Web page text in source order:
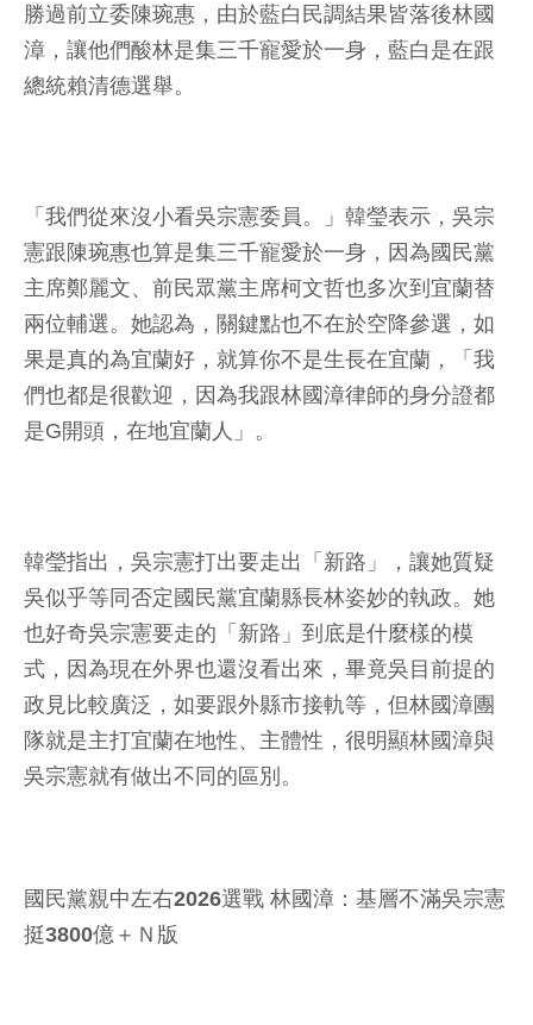
勝過前立委陳琬惠，由於藍白民調結果皆落後林國
漳，讓他們酸林是集三千寵愛於一身，藍白是在跟
總統賴清德選舉。
「我們從來沒小看吳宗憲委員。」韓瑩表示，吳宗
憲跟陳琬惠也算是集三千寵愛於一身，因為國民黨
主席鄭麗文、前民眾黨主席柯文哲也多次到宜蘭替
兩位輔選。她認為，關鍵點也不在於空降參選，如
果是真的為宜蘭好，就算你不是生長在宜蘭，「我
們也都是很歡迎，因為我跟林國漳律師的身分證都
是G開頭，在地宜蘭人」。
韓瑩指出，吳宗憲打出要走出「新路」，讓她質疑
吳似乎等同否定國民黨宜蘭縣長林姿妙的執政。她
也好奇吳宗憲要走的「新路」到底是什麼樣的模
式，因為現在外界也還沒看出來，畢竟吳目前提的
政見比較廣泛，如要跟外縣市接軌等，但林國漳團
隊就是主打宜蘭在地性、主體性，很明顯林國漳與
吳宗憲就有做出不同的區別。
國民黨親中左右2026選戰 林國漳：基層不滿吳宗憲
挺3800億＋Ｎ版